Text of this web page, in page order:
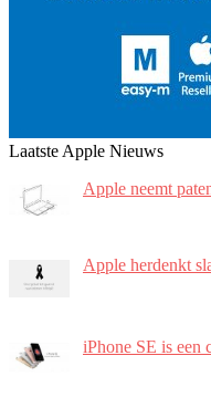
Laatste Apple Nieuws
Apple neemt
Apple herdenkt
iPhone SE is een